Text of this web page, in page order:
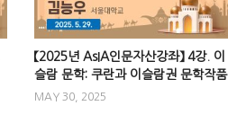
【2025년 AsIA인문자산강좌】 4강. 이
슬람 문학: 쿠란과 이슬람권 문학작품
MAY 30, 2025